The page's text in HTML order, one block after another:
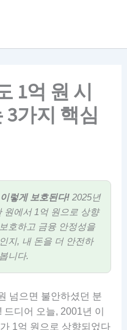
1억 원 시
3가지 핵심
렇게 보호된다! 2025년
원에서 1억 원으로 상향
호하고 금융 안정성을
지, 내 돈을 더 안전하
니다.
넘으면 불안하셨던 분
디어 오늘, 2001년 이
1억 원으로 상향되었다